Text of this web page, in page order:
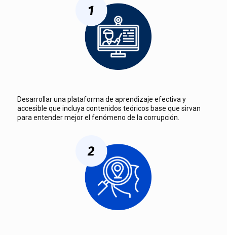
Desarrollar una plataforma de aprendizaje efectiva y
accesible que incluya contenidos teóricos base que sirvan
para entender mejor el fenómeno de la corrupción.